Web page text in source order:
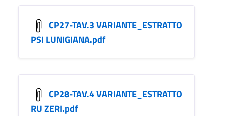
CP27-TAV.3 VARIANTE_ESTRATTO
PSI LUNIGIANA.pdf
CP28-TAV.4 VARIANTE_ESTRATTO
RU ZERI.pdf